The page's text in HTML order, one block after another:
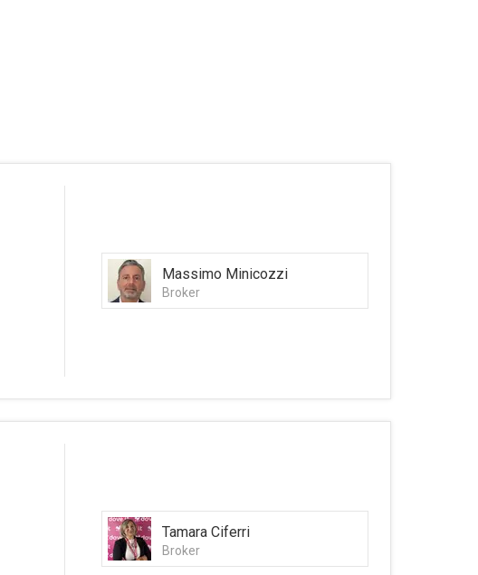
Massimo Minicozzi
Broker
Tamara Ciferri
Broker